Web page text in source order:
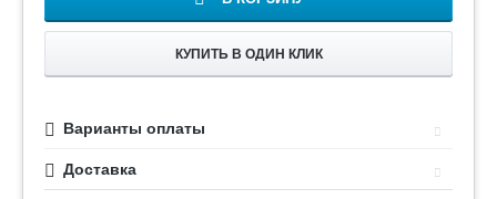
КУПИТЬ В ОДИН КЛИК
Варианты оплаты
Доставка